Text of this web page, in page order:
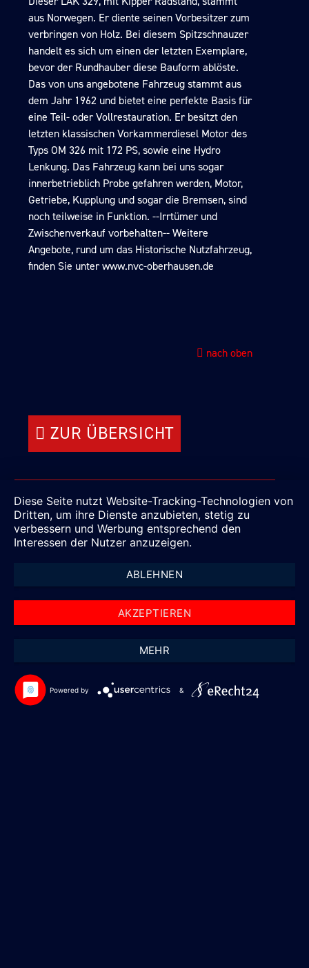
aus Norwegen. Er diente seinen Vorbesitzer zum
verbringen von Holz. Bei diesem Spitzschnauzer
handelt es sich um einen der letzten Exemplare,
bevor der Rundhauber diese Bauform ablöste.
Das von uns angebotene Fahrzeug stammt aus
dem Jahr 1962 und bietet eine perfekte Basis für
eine Teil- oder Vollrestauration. Er besitzt den
letzten klassischen Vorkammerdiesel Motor des
Typs OM 326 mit 172 PS, sowie eine Hydro
Lenkung. Das Fahrzeug kann bei uns sogar
innerbetrieblich Probe gefahren werden, Motor,
Getriebe, Kupplung und sogar die Bremsen, sind
noch teilweise in Funktion. --Irrtümer und
Zwischenverkauf vorbehalten-- Weitere
Angebote, rund um das Historische Nutzfahrzeug,
finden Sie unter www.nvc-oberhausen.de
nach oben
ZUR ÜBERSICHT
ZUM ANGEBOT AUF MOBILE.DE
Diese Seite nutzt Website-Tracking-Technologien von
Dritten, um ihre Dienste anzubieten, stetig zu
verbessern und Werbung entsprechend den
Interessen der Nutzer anzuzeigen.
ABLEHNEN
AKZEPTIEREN
MEHR
Powered by &